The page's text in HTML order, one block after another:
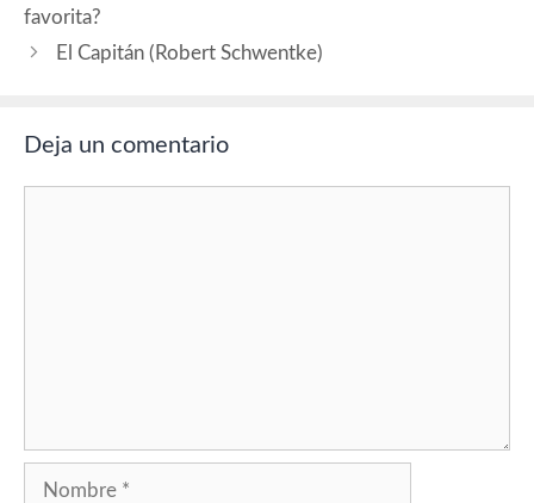
maternal). Guión:…
favorita?
El Capitán (Robert Schwentke)
Deja un comentario